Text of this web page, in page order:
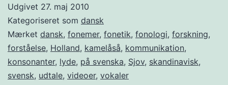
Udgivet 27. maj 2010
Kategoriseret som dansk
Mærket dansk, fonemer, fonetik, fonologi, forskning,
forståelse, Holland, kamelåså, kommunikation,
konsonanter, lyde, på svenska, Sjov, skandinavisk,
svensk, udtale, videoer, vokaler